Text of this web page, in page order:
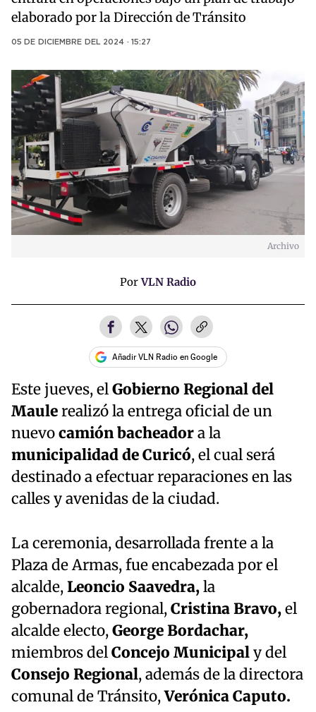
elaborado por la Dirección de Tránsito
05 DE DICIEMBRE DEL 2024 · 15:27
Archivo
PorVLN Radio
Añadir VLN Radio en Google
Este jueves, elGobierno Regional del
Maulerealizó la entrega oficial de un
nuevocamión bacheadora la
municipalidad de Curicó, el cual será
destinado a efectuar reparaciones en las
calles y avenidas de la ciudad.
La ceremonia, desarrollada frente a la
Plaza de Armas, fue encabezada por el
alcalde,Leoncio Saavedra,la
gobernadora regional,CristinaBravo,el
alcalde electo,George Bordachar,
miembros delConcejo Municipaly del
Consejo Regional, además de la directora
comunal de Tránsito,Verónica Caputo.